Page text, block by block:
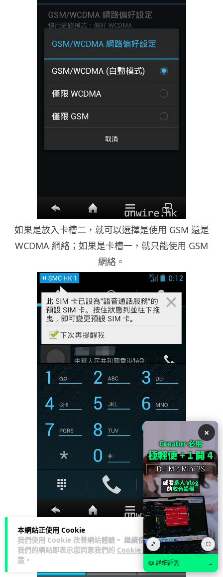
本網站正使用 Cookie
我們使用 Cookie 改善網站體驗。 繼續使用
我們的網站即表示您同意我們的 Cookie 政
策 。
如果是放入卡槽二，就可以選擇是使用 GSM 還是
WCDMA 網絡；如果是卡槽一，就只能使用 GSM
網絡。
使用電話時，用家亦可以看到正在使用哪個網絡。
獨特 Feel UX 介面‧操控容易 Feel Like iOS
×
🎵 ⛶
📖 詳細評測 →